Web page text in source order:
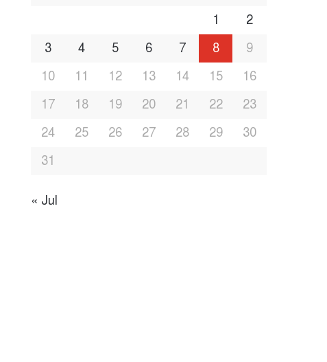
1
2
3
4 5 6 7 8
9
10
11 12 13 14 15
16
17
18 19 20 21 22
23
24
25 26 27 28 29
30
31
« Jul